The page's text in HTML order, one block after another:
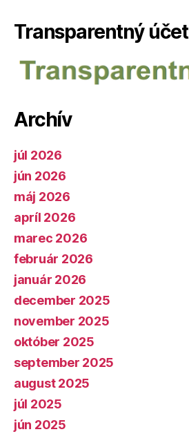
Transparentný účet
Archív
júl 2026
jún 2026
máj 2026
apríl 2026
marec 2026
február 2026
január 2026
december 2025
november 2025
október 2025
september 2025
august 2025
júl 2025
jún 2025